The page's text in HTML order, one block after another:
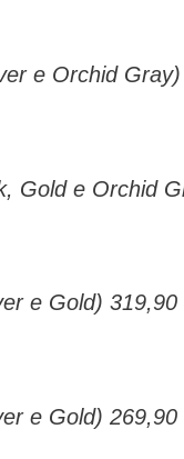
e Orchid
Gold e Orchid
e Gold) 319,90
e Gold) 269,90